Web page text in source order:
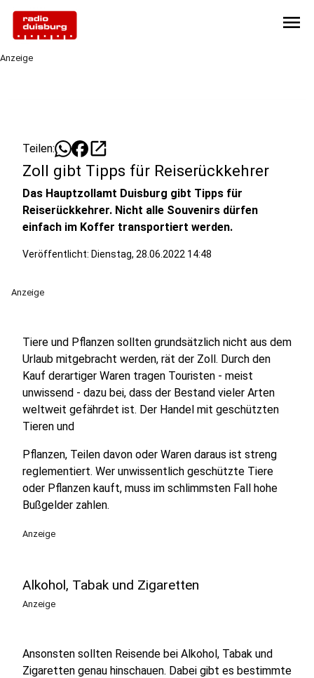
menu
Anzeige
Teilen: open_in_new
Zoll gibt Tipps für Reiserückkehrer
Das Hauptzollamt Duisburg gibt Tipps für
Reiserückkehrer. Nicht alle Souvenirs dürfen
einfach im Koffer transportiert werden.
Veröffentlicht: Dienstag, 28.06.2022 14:48
Anzeige
Tiere und Pflanzen sollten grundsätzlich nicht aus dem
Urlaub mitgebracht werden, rät der Zoll. Durch den
Kauf derartiger Waren tragen Touristen - meist
unwissend - dazu bei, dass der Bestand vieler Arten
weltweit gefährdet ist. Der Handel mit geschützten
Tieren und
Pflanzen, Teilen davon oder Waren daraus ist streng
reglementiert. Wer unwissentlich geschützte Tiere
oder Pflanzen kauft, muss im schlimmsten Fall hohe
Bußgelder zahlen.
Anzeige
Alkohol, Tabak und Zigaretten
Anzeige
Ansonsten sollten Reisende bei Alkohol, Tabak und
Zigaretten genau hinschauen. Dabei gibt es bestimmte